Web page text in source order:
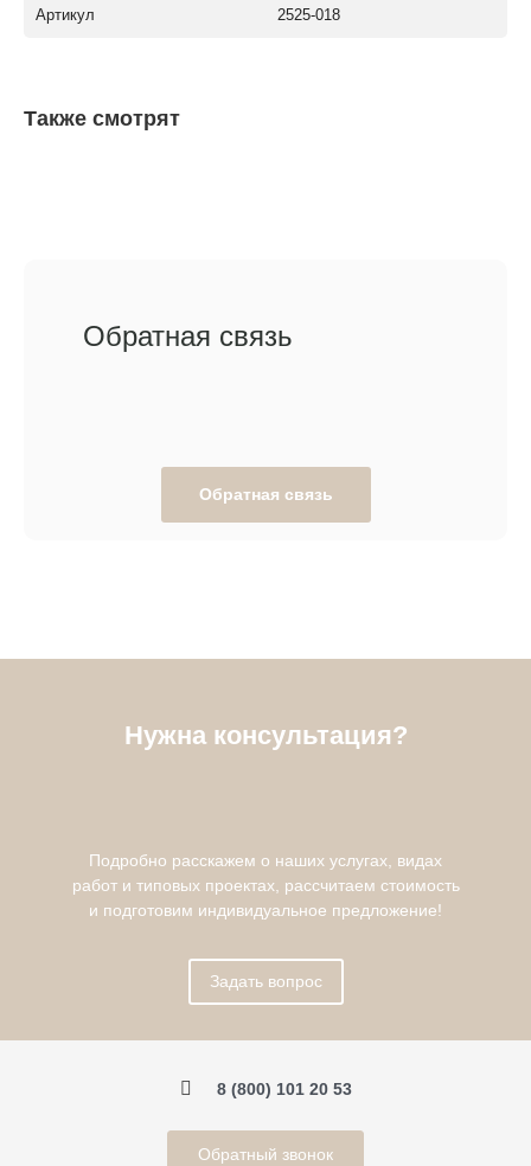
Артикул 2525-018
Также смотрят
Обратная связь
Обратная связь
Нужна консультация?
Подробно расскажем о наших услугах, видах
работ и типовых проектах, рассчитаем стоимость
и подготовим индивидуальное предложение!
Задать вопрос
8 (800) 101 20 53
Обратный звонок